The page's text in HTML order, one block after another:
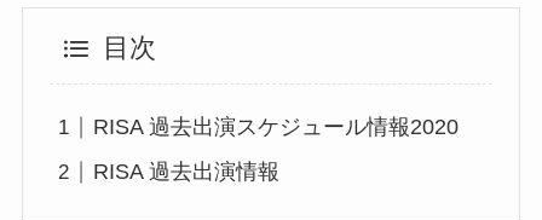
目次
RISA 過去出演スケジュール情報2020
RISA 過去出演情報